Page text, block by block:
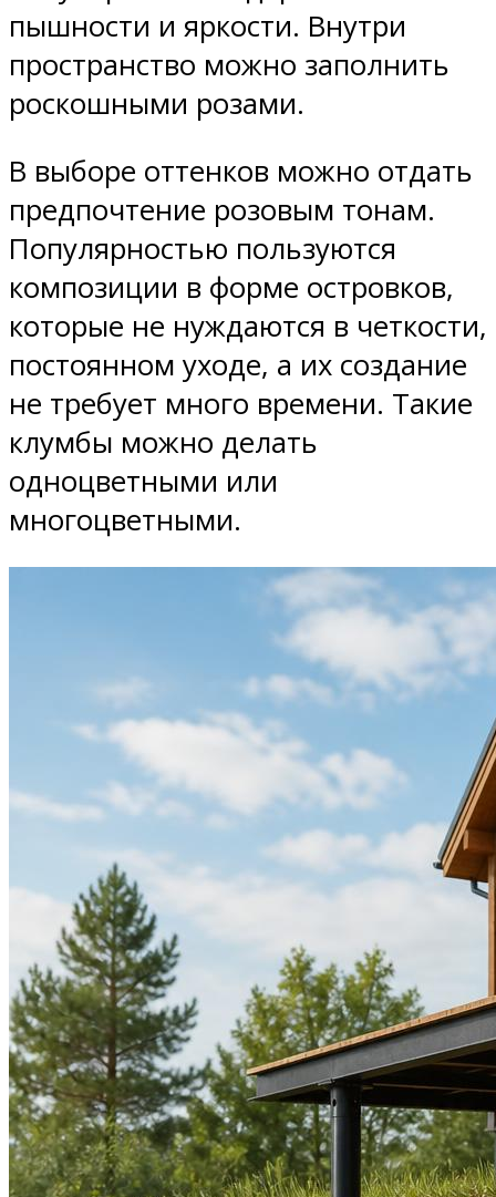
пышности и яркости. Внутри
пространство можно заполнить
роскошными розами.
В выборе оттенков можно отдать
предпочтение розовым тонам.
Популярностью пользуются
композиции в форме островков,
которые не нуждаются в четкости,
постоянном уходе, а их создание
не требует много времени. Такие
клумбы можно делать
одноцветными или
многоцветными.